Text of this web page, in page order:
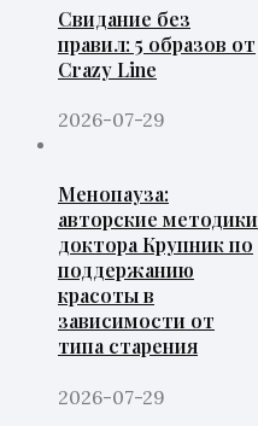
Свидание без
правил: 5 образов от
Crazy Line
2026-07-29
Менопауза:
авторские методики
доктора Крупник по
поддержанию
красоты в
зависимости от
типа старения
2026-07-29